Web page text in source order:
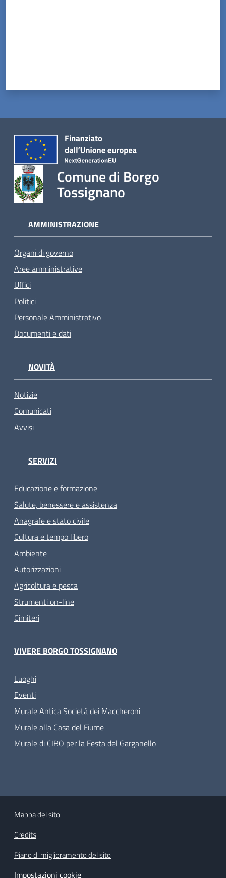
Comune di Borgo
Tossignano
AMMINISTRAZIONE
Organi di governo
Aree amministrative
Uffici
Politici
Personale Amministrativo
Documenti e dati
NOVITÀ
Notizie
Comunicati
Avvisi
SERVIZI
Educazione e formazione
Salute, benessere e assistenza
Anagrafe e stato civile
Cultura e tempo libero
Ambiente
Autorizzazioni
Agricoltura e pesca
Strumenti on-line
Cimiteri
VIVERE BORGO TOSSIGNANO
Luoghi
Eventi
Murale Antica Società dei Maccheroni
Murale alla Casa del Fiume
Murale di CIBO per la Festa del Garganello
Mappa del sito
Credits
Piano di miglioramento del sito
Impostazioni cookie